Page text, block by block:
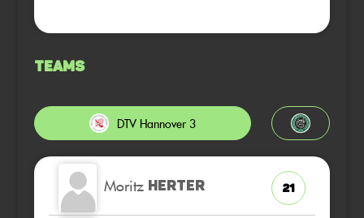
Teams
DTV Hannover 3
Moritz HERTER 21